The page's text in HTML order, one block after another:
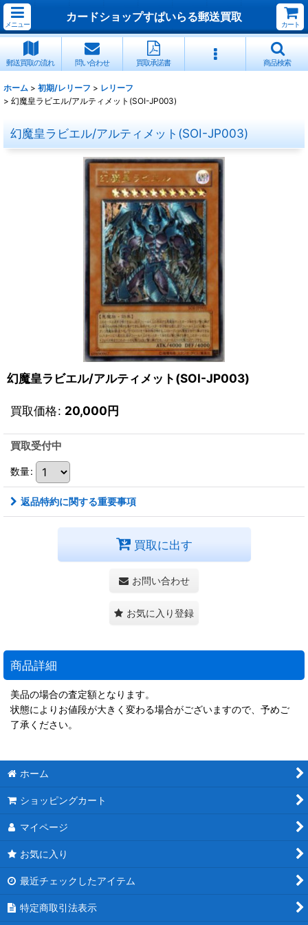
メニュー
カードショップすぱいらる郵送買取
カート
郵送買取の流れ 問い合わせ 買取承諾書 商品検索
ホーム > 初期/レリーフ > レリーフ
> 幻魔皇ラビエル/アルティメット(SOI-JP003)
幻魔皇ラビエル/アルティメット(SOI-JP003)
幻魔皇ラビエル/アルティメット(SOI-JP003)
買取価格: 20,000円
買取受付中
数量:
返品特約に関する重要事項
買取に出す
お問い合わせ
お気に入り登録
商品詳細
美品の場合の査定額となります。
状態によりお値段が大きく変わる場合がございますので、予めご
了承ください。
ホーム
ショッピングカート
マイページ
お気に入り
最近チェックしたアイテム
特定商取引法表示